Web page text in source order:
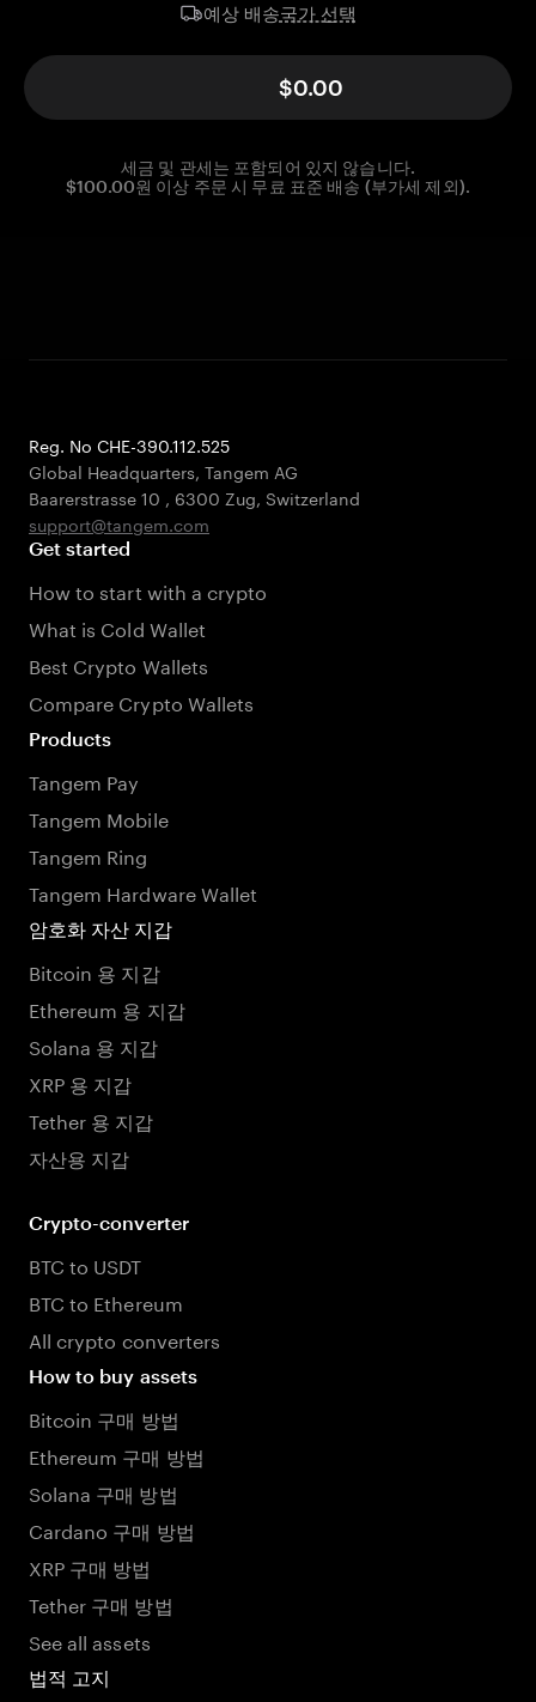
예상 배송국가 선택
$0.00
세금 및 관세는 포함되어 있지 않습니다.
$100.00원 이상 주문 시 무료 표준 배송 (부가세 제외).
Reg. No CHE-390.112.525
Global Headquarters, Tangem AG
Baarerstrasse 10 , 6300 Zug, Switzerland
support@tangem.com
Get started
How to start with a crypto
What is Cold Wallet
Best Crypto Wallets
Compare Crypto Wallets
Products
Tangem Pay
Tangem Mobile
Tangem Ring
Tangem Hardware Wallet
암호화 자산 지갑
Bitcoin 용 지갑
Ethereum 용 지갑
Solana 용 지갑
XRP 용 지갑
Tether 용 지갑
자산용 지갑
Crypto-converter
BTC to USDT
BTC to Ethereum
All crypto converters
How to buy assets
Bitcoin 구매 방법
Ethereum 구매 방법
Solana 구매 방법
Cardano 구매 방법
XRP 구매 방법
Tether 구매 방법
See all assets
법적 고지